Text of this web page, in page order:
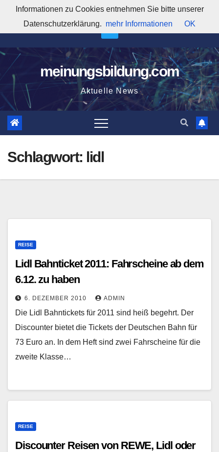
springen
9:20:17 PM
meinungsbildung.com
Aktuelle News
Schlagwort: lidl
REISE
Lidl Bahnticket 2011: Fahrscheine ab dem
6.12. zu haben
6. DEZEMBER 2010 ADMIN
Die Lidl Bahntickets für 2011 sind heiß begehrt. Der
Discounter bietet die Tickets der Deutschen Bahn für
73 Euro an. In dem Heft sind zwei Fahrscheine für die
zweite Klasse…
REISE
Discounter Reisen von REWE, Lidl oder
Informationen zu Cookies entnehmen Sie bitte unserer
Datenschutzerklärung. mehr Informationen OK